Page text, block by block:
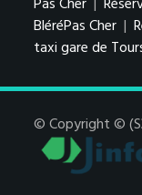
BléréPas Cher |
taxi gare de
© Copyright ©